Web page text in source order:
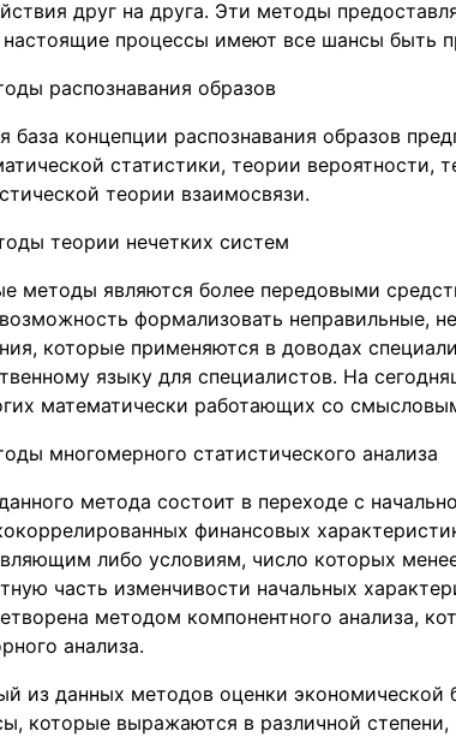
друг на друга. Эти методы
настоящие процессы имеют все шансы быть
распознавания образов
база концепции распознавания образов
статистики, теории вероятности,
теории взаимосвязи.
теории нечетких систем
методы являются более передовыми
формализовать неправильные,
которые применяются в доводах
языку для специалистов. На
математически работающих со
многомерного статистического анализа
метода состоит в переходе с
финансовых
либо условиям, число которых
часть изменчивости начальных
методом компонентного анализа,
анализа.
из данных методов оценки экономической
которые выражаются в различной